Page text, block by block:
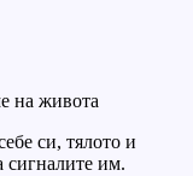
на живота
си, тялото и
сигналите им.